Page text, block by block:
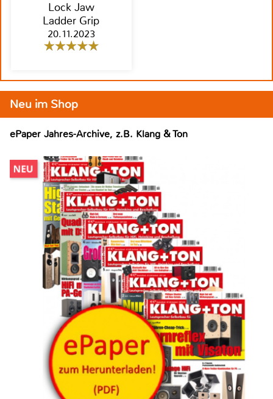
Lock Jaw
Ladder Grip
20.11.2023
Neu im Shop
ePaper Jahres-Archive, z.B. Klang & Ton